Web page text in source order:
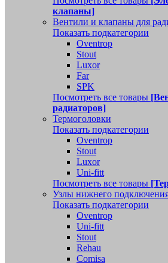
клапаны]
Вентили и клапаны для
Показать подкатегории
Oventrop
Stout
Luxor
Far
SPK
Посмотреть все товары
радиаторов]
Термоголовки
Показать подкатегории
Oventrop
Stout
Luxor
Uni-fitt
Посмотреть все товары
Узлы нижнего
Показать подкатегории
Oventrop
Uni-fitt
Stout
Rehau
Comisa